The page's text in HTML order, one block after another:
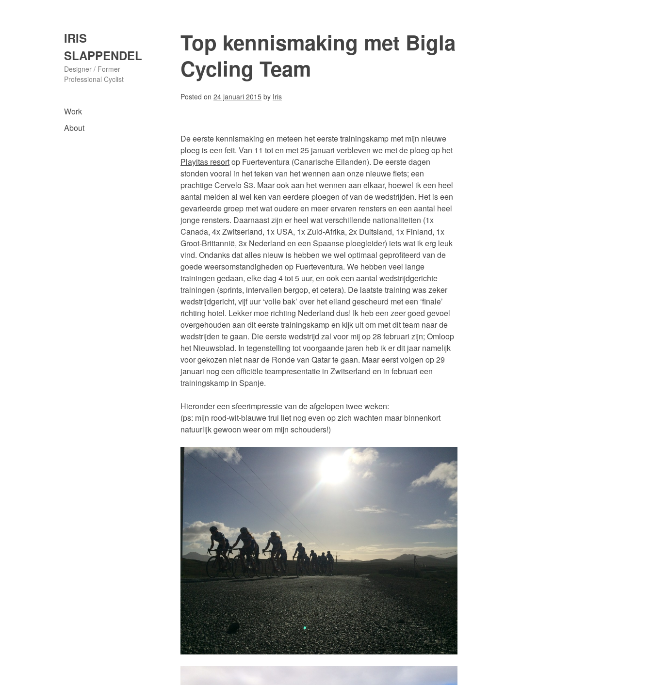
IRIS
SLAPPENDEL
Designer / Former
Professional Cyclist
Work
About
Top kennismaking met Bigla
Cycling Team
Posted on 24 januari 2015 by Iris
De eerste kennismaking en meteen het eerste trainingskamp met mijn nieuwe
ploeg is een feit. Van 11 tot en met 25 januari verbleven we met de ploeg op het
Playitas resortop Fuerteventura (Canarische Eilanden). De eerste dagen
stonden vooral in het teken van het wennen aan onze nieuwe fiets; een
prachtige Cervelo S3. Maar ook aan het wennen aan elkaar, hoewel ik een heel
aantal meiden al wel ken van eerdere ploegen of van de wedstrijden. Het is een
gevarieerde groep met wat oudere en meer ervaren rensters en een aantal heel
jonge rensters. Daarnaast zijn er heel wat verschillende nationaliteiten (1x
Canada, 4x Zwitserland, 1x USA, 1x Zuid-Afrika, 2x Duitsland, 1x Finland, 1x
Groot-Brittannië, 3x Nederland en een Spaanse ploegleider) iets wat ik erg leuk
vind. Ondanks dat alles nieuw is hebben we wel optimaal geprofiteerd van de
goede weersomstandigheden op Fuerteventura. We hebben veel lange
trainingen gedaan, elke dag 4 tot 5 uur, en ook een aantal wedstrijdgerichte
trainingen (sprints, intervallen bergop, et cetera). De laatste training was zeker
wedstrijdgericht, vijf uur ‘volle bak’ over het eiland gescheurd met een ‘finale’
richting hotel. Lekker moe richting Nederland dus! Ik heb een zeer goed gevoel
overgehouden aan dit eerste trainingskamp en kijk uit om met dit team naar de
wedstrijden te gaan. Die eerste wedstrijd zal voor mij op 28 februari zijn; Omloop
het Nieuwsblad. In tegenstelling tot voorgaande jaren heb ik er dit jaar namelijk
voor gekozen niet naar de Ronde van Qatar te gaan. Maar eerst volgen op 29
januari nog een officiële teampresentatie in Zwitserland en in februari een
trainingskamp in Spanje.
Hieronder een sfeerimpressie van de afgelopen twee weken:
(ps: mijn rood-wit-blauwe trui liet nog even op zich wachten maar binnenkort
natuurlijk gewoon weer om mijn schouders!)